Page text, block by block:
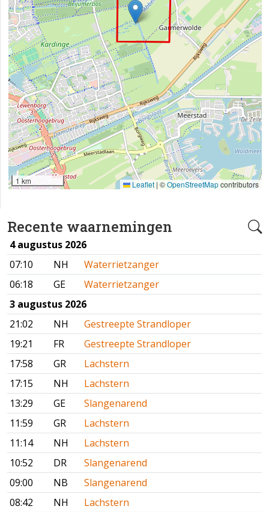
Recente waarnemingen
4 augustus 2026
07:10
NH
Waterrietzanger
06:18
GE
Waterrietzanger
3 augustus 2026
21:02
NH
Gestreepte Strandloper
19:21
FR
Gestreepte Strandloper
17:58
GR
Lachstern
17:15
NH
Lachstern
13:29
GE
Slangenarend
11:59
GR
Lachstern
11:14
NH
Lachstern
10:52
DR
Slangenarend
09:00
NB
Slangenarend
08:42
NH
Lachstern
1 km Leaflet | ©OpenStreetMapcontributors